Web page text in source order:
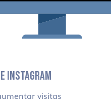
INSTAGRAM
visitas